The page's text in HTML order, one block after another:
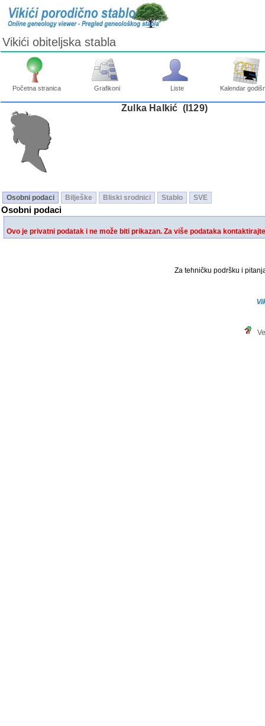
Vikići obiteljska stabla
Početna stranica Grafikoni Liste Kalendar
Zulka Halkić ‎(I129)‎
Osobni podaci Bilješke Bliski srodnici Stablo SVE
Osobni podaci
Ovo je privatni podatak i ne može biti prikazan. Za više podataka
Za tehničku podršku i